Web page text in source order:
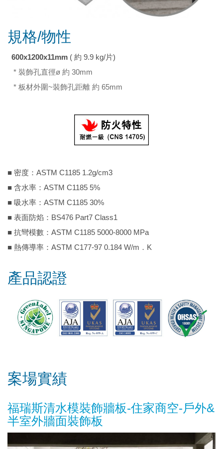
規格/物性
600x1200x11mm ( 約 9.9 kg/片)
* 裝飾孔直徑ø 約 30mm
* 板材外圍~裝飾孔距離 約 65mm
■ 密度：ASTM C1185 1.2g/cm3
■ 含水率：ASTM C1185 5%
■ 吸水率：ASTM C1185 30%
■ 表面防焰：BS476 Part7 Class1
■ 抗彎模數：ASTM C1185 5000-8000 MPa
■ 熱傳導率：ASTM C177-97 0.184 W/m．K
產品認證
案場實績
福瑞斯清水模裝飾牆板-住家商空-戶外&
半室外牆面裝飾板